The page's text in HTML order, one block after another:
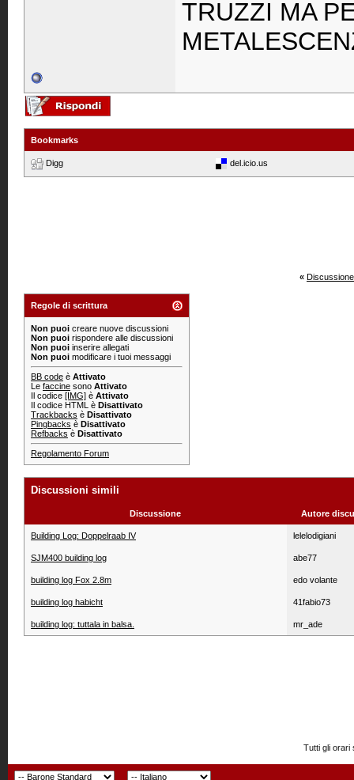
TRUZZI MA
Bookmarks
Digg del.icio.us
«
Regole di scrittura
Non puoi creare nuove discussioni
Non puoi rispondere alle discussioni
Non puoi inserire allegati
Non puoi modificare i tuoi messaggi
BB code è Attivato
Le faccine sono Attivato
Il codice [IMG] è Attivato
Il codice HTML è Disattivato
Trackbacks è Disattivato
Pingbacks è Disattivato
Refbacks è Disattivato
Regolamento Forum
Discussioni simili
Discussione Autore
Building Log: Doppelraab IV lelelodigiani
SJM400 building log abe77
building log Fox 2.8m edo volante
building log habicht 41fabio73
building log: tuttala in balsa. mr_ade
Tutti gli orari